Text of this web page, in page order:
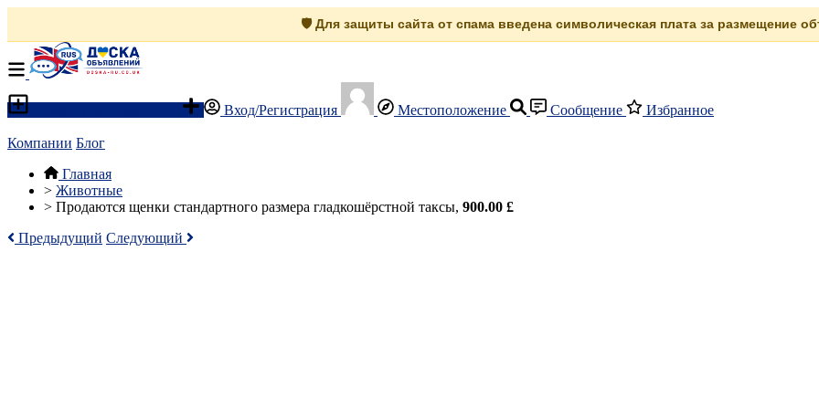
🛡️ Для защиты сайта от спама введена символическая плата за размещение
Вход/Регистрация Местоположение Сообщение Избранное
Компании Блог
Главная
> Животные
> Продаются щенки стандартного размера гладкошёрстной таксы, 900.00 £
Предыдущий Следующий